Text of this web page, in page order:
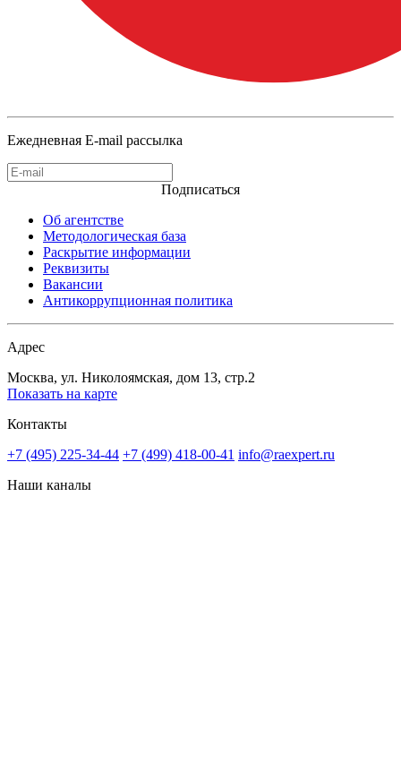
Ежедневная E-mail рассылка
Подписаться
Об агентстве
Методологическая база
Раскрытие информации
Реквизиты
Вакансии
Антикоррупционная политика
Адрес
Москва, ул. Николоямская, дом 13, стр.2
Показать на карте
Контакты
+7 (495) 225-34-44 +7 (499) 418-00-41 info@raexpert.ru
Наши каналы